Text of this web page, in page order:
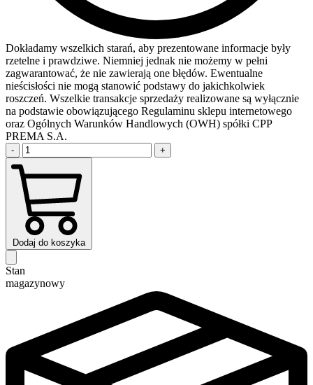
Dokładamy wszelkich starań, aby prezentowane informacje były
rzetelne i prawdziwe. Niemniej jednak nie możemy w pełni
zagwarantować, że nie zawierają one błędów. Ewentualne
nieścisłości nie mogą stanowić podstawy do jakichkolwiek
roszczeń. Wszelkie transakcje sprzedaży realizowane są wyłącznie
na podstawie obowiązującego Regulaminu sklepu internetowego
oraz Ogólnych Warunków Handlowych (OWH) spółki CPP
PREMA S.A.
- +
Dodaj do koszyka
Stan
magazynowy